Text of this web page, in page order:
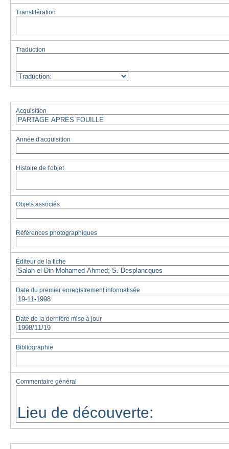
Translitération
Traduction
Acquisition
Année d'acquisition
Histoire de l'objet
Objets associés
Références photographiques
Éditeur de la fiche
Date du premier enregistrement informatisée
Date de la dernière mise à jour
Bibliographie
Commentaire général